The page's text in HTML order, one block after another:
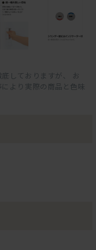
しておりますが、 お
より実際の商品と色味